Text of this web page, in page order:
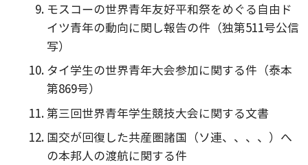
モスコーの世界青年友好平和祭をめぐる自由ド
イツ青年の動向に関し報告の件（独第511号公信
写）
タイ学生の世界青年大会参加に関する件（泰本
第869号）
第三回世界青年学生競技大会に関する文書
国交が回復した共産圏諸国（ソ連、、、、）へ
の本邦人の渡航に関する件